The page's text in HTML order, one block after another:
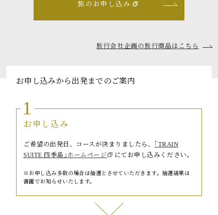
「TRAIN SUITE 四季島」に安心してご乗車いただくために
旅のお申し込み
旅行会社企画の旅行商品はこちら
お申し込みから出発までのご案内
1
お申し込み
ご希望の出発日、コースが決まりましたら、
｢TRAIN
SUITE 四季島｣ホームページ
にてお申し込みください。
お申し込み多数の場合は抽選とさせていただきます。抽選結果は
書面でお知らせいたします。